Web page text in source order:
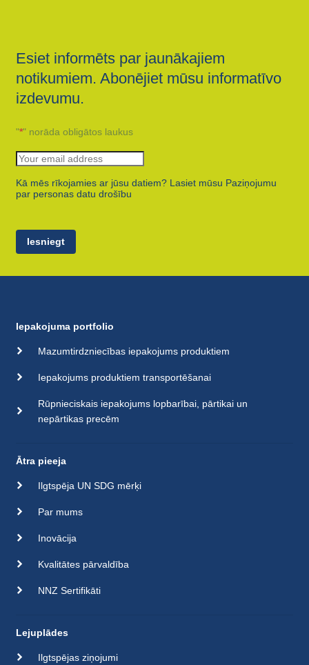
Esiet informēts par jaunākajiem
notikumiem. Abonējiet mūsu informatīvo
izdevumu.
"*" norāda obligātos laukus
Kā mēs rīkojamies ar jūsu datiem? Lasiet mūsu Paziņojumu
par personas datu drošību
Iesniegt
Iepakojuma portfolio
Mazumtirdzniecības iepakojums produktiem
Iepakojums produktiem transportēšanai
Rūpnieciskais iepakojums lopbarībai, pārtikai un
nepārtikas precēm
Ātra pieeja
Ilgtspēja UN SDG mērķi
Par mums
Inovācija
Kvalitātes pārvaldība
NNZ Sertifikāti
Lejuplādes
Ilgtspējas ziņojumi